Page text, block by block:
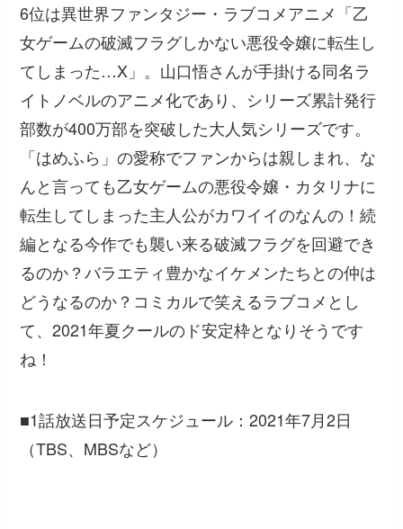
6位は異世界ファンタジー・ラブコメアニメ「乙
女ゲームの破滅フラグしかない悪役令嬢に転生し
てしまった…X」。山口悟さんが手掛ける同名ラ
イトノベルのアニメ化であり、シリーズ累計発行
部数が400万部を突破した大人気シリーズです。
「はめふら」の愛称でファンからは親しまれ、な
んと言っても乙女ゲームの悪役令嬢・カタリナに
転生してしまった主人公がカワイイのなんの！続
編となる今作でも襲い来る破滅フラグを回避でき
るのか？バラエティ豊かなイケメンたちとの仲は
どうなるのか？コミカルで笑えるラブコメとし
て、2021年夏クールのド安定枠となりそうです
ね！
■1話放送日予定スケジュール：2021年7月2日
（TBS、MBSなど）